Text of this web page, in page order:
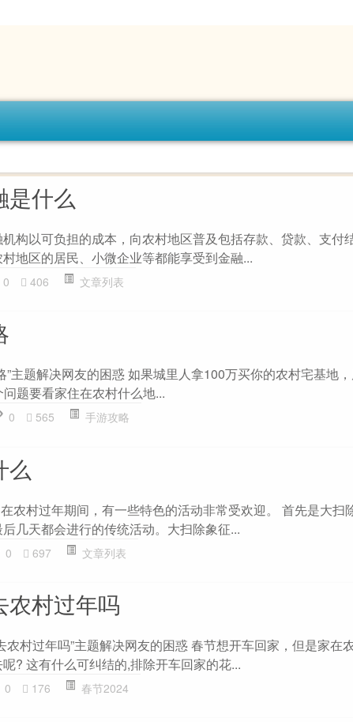
是什么
构以可负担的成本，向农村地区普及包括存款、贷款、支付
地区的居民、小微企业等都能享受到金融...
0 406 文章列表
”主题解决网友的困惑 如果城里人拿100万买你的农村宅基地
题要看家住在农村什么地...
0 565 手游攻略
么
农村过年期间，有一些特色的活动非常受欢迎。 首先是大扫
几天都会进行的传统活动。大扫除象征...
0 697 文章列表
农村过年吗
农村过年吗”主题解决网友的困惑 春节想开车回家，但是家在
? 这有什么可纠结的,排除开车回家的花...
0 176 春节2024